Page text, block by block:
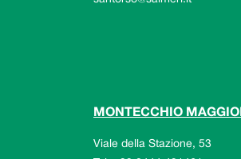
MONTECCHIO
Viale della Stazione, 53